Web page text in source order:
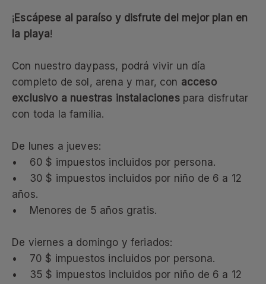
¡ Escápese al paraíso y disfrute del mejor plan en
la playa!
Con nuestro daypass, podrá vivir un día
completo de sol, arena y mar, con acceso
exclusivo a nuestras instalacionespara disfrutar
con toda la familia.
De lunes a jueves:
• 60 $ impuestos incluidos por persona.
• 30 $ impuestos incluidos por niño de 6 a 12
años.
• Menores de 5 años gratis.
De viernes a domingo y feriados:
• 70 $ impuestos incluidos por persona.
• 35 $ impuestos incluidos por niño de 6 a 12